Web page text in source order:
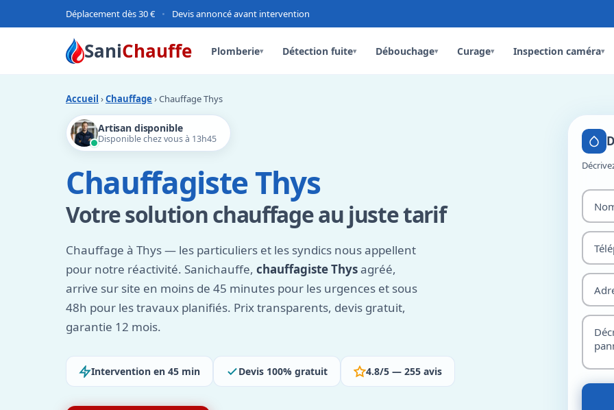
Déplacement dès 30 € • Devis annoncé avant intervention
SaniChauffe Plomberie▾ Détection fuite▾ Débouchage▾ Curage▾ Inspection caméra▾
Accueil ›Chauffage › Chauffage Thys
Artisan disponible
Disponible chez vous à 13h45
Chauffagiste Thys
Votre solution chauffage au juste tarif
Chauffage à Thys — les particuliers et les syndics nous appellent
pour notre réactivité. Sanichauffe, chauffagiste Thysagréé,
arrive sur site en moins de 45 minutes pour les urgences et sous
48h pour les travaux planifiés. Prix transparents, devis gratuit,
garantie 12 mois.
Intervention en 45 min Devis 100% gratuit 4.8/5 — 255 avis